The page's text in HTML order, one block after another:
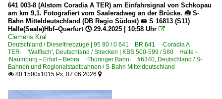
641 003-8 (Alstom Coradia A TER) am Einfahrsignal von Schkopau
am km 9,1. Fotografiert vom Saaleradweg an der Brücke. 🧰 S-
Bahn Mitteldeutschland (DB Regio Südost) 🚝 S 16813 (S11)
Halle(Saale)Hbf–Querfurt 🕓 29.4.2025 | 10:58 Uhr 
Clemens Kral
Deutschland / Dieseltriebzüge | 95 80 / 0 641 BR 641 ·Coradia A
TER· 'Walfisch', Deutschland / Strecken | KBS 500-599 / 580 Halle –
Naumburg – Erfurt – Bebra ·Thüringer Bahn· #6340, Deutschland / S-
Bahnen und Regionalstadtbahnen / S-Bahn Mitteldeutschland
 80 1500x1015 Px, 07.06.2026 